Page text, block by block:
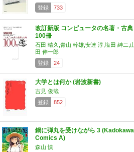
登録
733
改訂新版 コンピュータの名著・古典
100冊
石田 晴久,青山 幹雄,安達 淳,塩田 紳二,
田 伸一郎
登録
24
大学とは何か (岩波新書)
吉見 俊哉
登録
852
鍋に弾丸を受けながら 3 (Kadokawa
Comics A)
森山 慎